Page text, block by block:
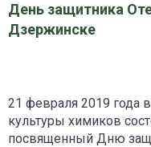
День защитника
Дзержинске
21 февраля 2019 года
культуры химиков
посвященный Дню